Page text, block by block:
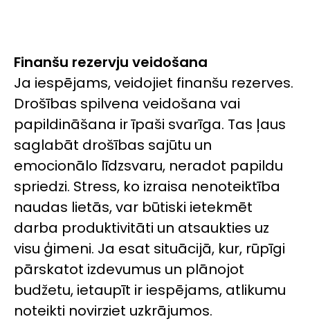
Finanšu rezervju veidošana
Ja iespējams, veidojiet finanšu rezerves.
Drošības spilvena veidošana vai
papildināšana ir īpaši svarīga. Tas ļaus
saglabāt drošības sajūtu un
emocionālo līdzsvaru, neradot papildu
spriedzi. Stress, ko izraisa nenoteiktība
naudas lietās, var būtiski ietekmēt
darba produktivitāti un atsaukties uz
visu ģimeni. Ja esat situācijā, kur, rūpīgi
pārskatot izdevumus un plānojot
budžetu, ietaupīt ir iespējams, atlikumu
noteikti novirziet uzkrājumos.